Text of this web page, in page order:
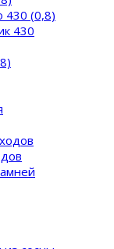
430 (0,8)
430